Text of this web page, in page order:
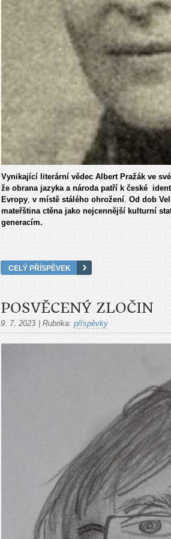
Vynikající literární vědec Albert Pražák ve
že obrana jazyka a národa patří k české
Evropy, v místě stálého ohrožení. Od dob
mateřština ctěna jako nejcennější kulturní
generacím.
CELÝ PŘÍSPĚVEK
POSVĚCENÝ ZLOČIN
9. 7. 2023 Rubrika: příspěvky